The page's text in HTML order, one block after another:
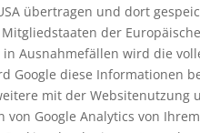
übertragen und dort
der
Ausnahmefällen wird die
Google diese Informationen
mit der
Google Analytics von